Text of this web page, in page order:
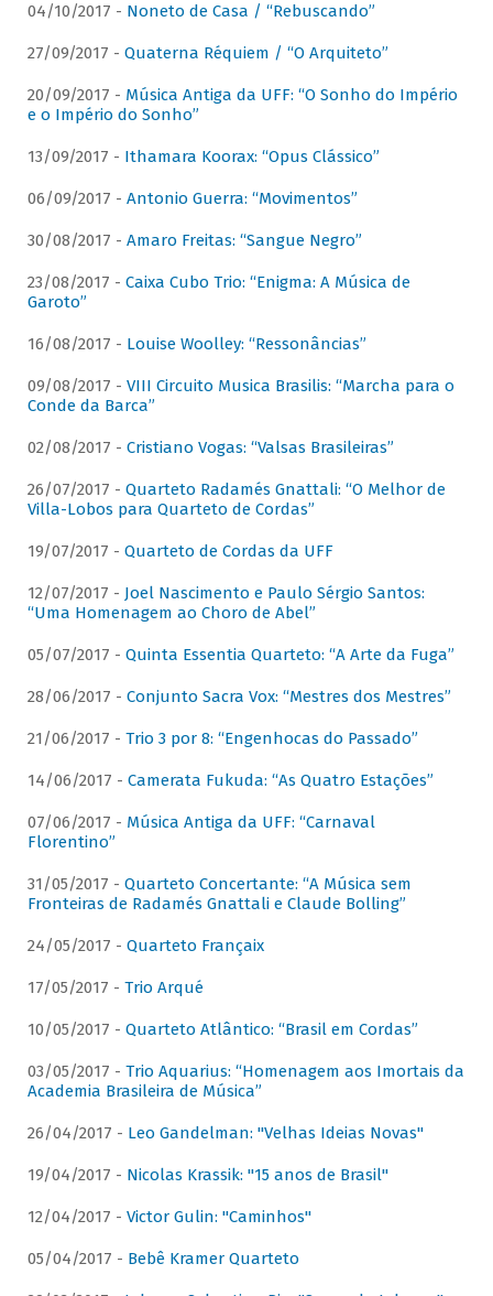
04/10/2017 - Noneto de Casa / “Rebuscando”
27/09/2017 - Quaterna Réquiem / “O Arquiteto”
20/09/2017 - Música Antiga da UFF: “O Sonho do Império
e o Império do Sonho”
13/09/2017 - Ithamara Koorax: “Opus Clássico”
06/09/2017 - Antonio Guerra: “Movimentos”
30/08/2017 - Amaro Freitas: “Sangue Negro”
23/08/2017 - Caixa Cubo Trio: “Enigma: A Música de
Garoto”
16/08/2017 - Louise Woolley: “Ressonâncias”
09/08/2017 - VIII Circuito Musica Brasilis: “Marcha para o
Conde da Barca”
02/08/2017 - Cristiano Vogas: “Valsas Brasileiras”
26/07/2017 - Quarteto Radamés Gnattali: “O Melhor de
Villa-Lobos para Quarteto de Cordas”
19/07/2017 - Quarteto de Cordas da UFF
12/07/2017 - Joel Nascimento e Paulo Sérgio Santos:
“Uma Homenagem ao Choro de Abel”
05/07/2017 - Quinta Essentia Quarteto: “A Arte da Fuga”
28/06/2017 - Conjunto Sacra Vox: “Mestres dos Mestres”
21/06/2017 - Trio 3 por 8: “Engenhocas do Passado”
14/06/2017 - Camerata Fukuda: “As Quatro Estações”
07/06/2017 - Música Antiga da UFF: “Carnaval
Florentino”
31/05/2017 - Quarteto Concertante: “A Música sem
Fronteiras de Radamés Gnattali e Claude Bolling”
24/05/2017 - Quarteto Françaix
17/05/2017 - Trio Arqué
10/05/2017 - Quarteto Atlântico: “Brasil em Cordas”
03/05/2017 - Trio Aquarius: “Homenagem aos Imortais da
Academia Brasileira de Música”
26/04/2017 - Leo Gandelman: "Velhas Ideias Novas"
19/04/2017 - Nicolas Krassik: "15 anos de Brasil"
12/04/2017 - Victor Gulin: "Caminhos"
05/04/2017 - Bebê Kramer Quarteto